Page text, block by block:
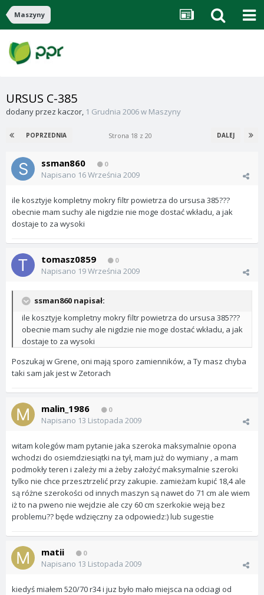
Maszyny
URSUS C-385
dodany przez kaczor, 1 Grudnia 2006w Maszyny
POPRZEDNIA DALEJ
Strona 18 z 20
ssman860 0
Napisano 16 Września 2009
ile kosztyje kompletny mokry filtr powietrza do ursusa 385???
obecnie mam suchy ale nigdzie nie moge dostać wkładu, a jak
dostaje to za wysoki
tomasz0859 0
Napisano 19 Września 2009
ssman860 napisał:
ile kosztyje kompletny mokry filtr powietrza do ursusa 385???
obecnie mam suchy ale nigdzie nie moge dostać wkładu, a jak
dostaje to za wysoki
Poszukaj w Grene, oni mają sporo zamienników, a Ty masz chyba
taki sam jak jest w Zetorach
malin_1986 0
Napisano 13 Listopada 2009
witam kolegów mam pytanie jaka szeroka maksymalnie opona
wchodzi do osiemdziesiątki na tył, mam już do wymiany , a mam
podmokły teren i zależy mi a żeby założyć maksymalnie szeroki
tylko nie chce przesztrzelić przy zakupie. zamieżam kupić 18,4 ale
są różne szerokości od innych maszyn są nawet do 71 cm ale wiem
iż to na pweno nie wejdzie ale czy 60 cm szerkokie weją bez
problemu?? będe wdzięczny za odpowiedz:) lub sugestie
matii 0
Napisano 13 Listopada 2009
kiedyś miałem 520/70 r34 i juz było mało miejsca na odciagi od